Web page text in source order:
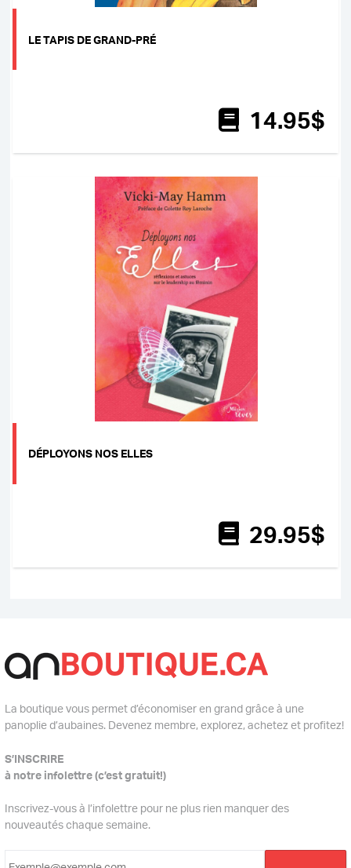
LE TAPIS DE GRAND-PRÉ
14.95$
DÉPLOYONS NOS ELLES
29.95$
La boutique vous permet d’économiser en grand grâce à une
panoplie d’aubaines. Devenez membre, explorez, achetez et profitez!
S’INSCRIRE
à notre infolettre (c’est gratuit!)
Inscrivez-vous à l’infolettre pour ne plus rien manquer des
nouveautés chaque semaine.